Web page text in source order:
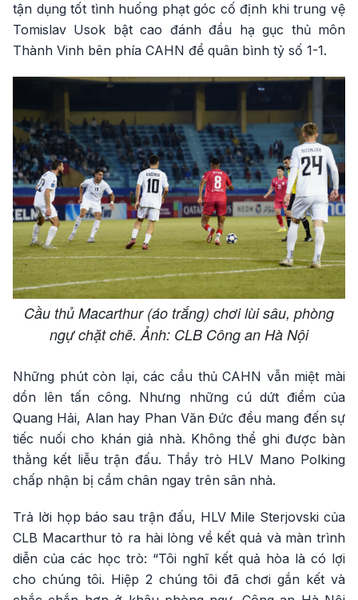
tận dụng tốt tình huống phạt góc cố định khi trung vệ
Tomislav Usok bật cao đánh đầu hạ gục thủ môn
Thành Vinh bên phía CAHN để quân bình tỷ số 1-1.
Cầu thủ Macarthur (áo trắng) chơi lùi sâu, phòng
ngự chặt chẽ. Ảnh: CLB Công an Hà Nội
Những phút còn lại, các cầu thủ CAHN vẫn miệt mài
dồn lên tấn công. Nhưng những cú dứt điểm của
Quang Hải, Alan hay Phan Văn Đức đều mang đến sự
tiếc nuối cho khán giả nhà. Không thể ghi được bàn
thằng kết liễu trận đấu. Thầy trò HLV Mano Polking
chấp nhận bị cầm chân ngay trên sân nhà.
Trả lời họp báo sau trận đấu, HLV Mile Sterjovski của
CLB Macarthur tỏ ra hài lòng về kết quả và màn trình
diễn của các học trò: “Tôi nghĩ kết quả hòa là có lợi
cho chúng tôi. Hiệp 2 chúng tôi đã chơi gắn kết và